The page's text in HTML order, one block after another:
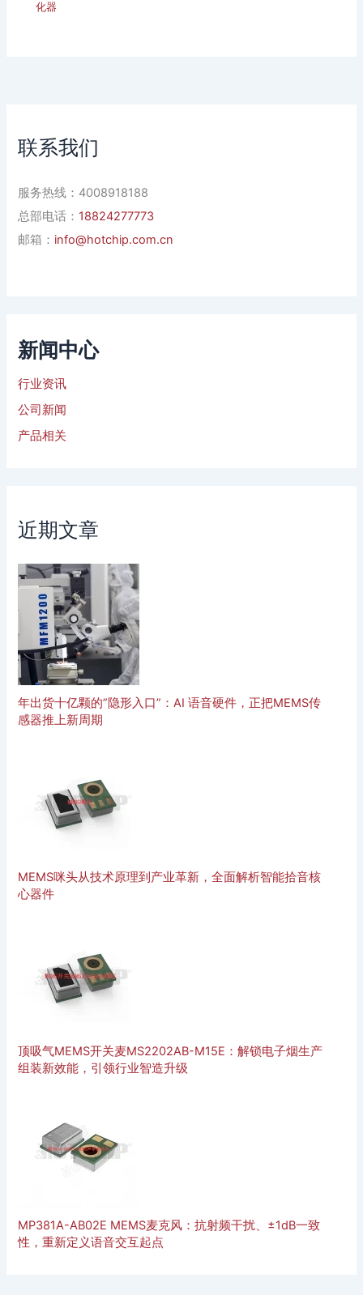
化器
联系我们
服务热线：4008918188
总部电话：18824277773
邮箱： info@hotchip.com.cn
新闻中心
行业资讯
公司新闻
产品相关
近期文章
年出货十亿颗的”隐形入口”：AI 语音硬件，正把MEMS传
感器推上新周期
MEMS咪头从技术原理到产业革新，全面解析智能拾音核
心器件
顶吸气MEMS开关麦MS2202AB-M15E：解锁电子烟生产
组装新效能，引领行业智造升级
MP381A-AB02E MEMS麦克风：抗射频干扰、±1dB一致
性，重新定义语音交互起点